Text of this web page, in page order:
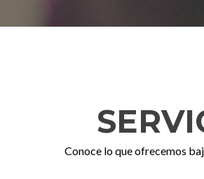
Conoce lo que ofrecemos